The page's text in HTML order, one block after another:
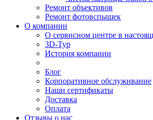
Ремонт объективов
Ремонт фотовспышек
О компании
О сервисном центре в
3D-Тур
История компании
Блог
Корпоративное обслуживание
Наши сертификаты
Доставка
Оплата
Отзывы о нас